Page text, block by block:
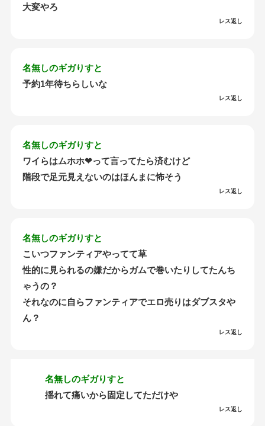
大変やろ
レス返し
名無しのギガりすと
予約1年待ちらしいな
レス返し
名無しのギガりすと
ワイらはムホホ❤って言ってたら済むけど
階段で足元見えないのはほんまに怖そう
レス返し
名無しのギガりすと
こいつファンティアやってて草
性的に見られるの嫌だからガムで巻いたりしてたんち
ゃうの？
それなのに自らファンティアでエロ売りはダブスタや
ん？
レス返し
名無しのギガりすと
揺れて痛いから固定してただけや
レス返し